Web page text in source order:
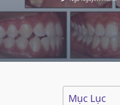
Mục Lục